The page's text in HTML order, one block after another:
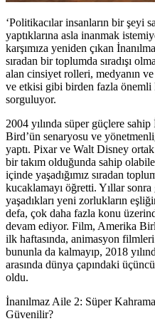
‘Politikacılar insanların bir şeyi
yaptıklarına asla inanmak
karşımıza yeniden çıkan
sıradan bir toplumda sıradışı
alan cinsiyet rolleri, medyanın
ve etkisi gibi birden fazla
sorguluyor.
2004 yılında süper güçlere
Bird’ün senaryosu ve
yaptı. Pixar ve Walt Disney
bir takım olduğunda sahip
içinde yaşadığımız sıradan
kucaklamayı öğretti. Yıllar
yaşadıkları yeni zorlukların
defa, çok daha fazla konu
devam ediyor. Film, Amerika
ilk haftasında, animasyon
bununla da kalmayıp, 2018
arasında dünya çapındaki
oldu.
İnanılmaz Aile 2: Süper
Güvenilir?